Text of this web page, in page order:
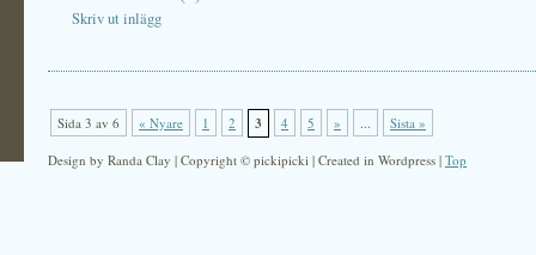
Skriv ut inlägg
Sida 3 av 6 « Nyare 1 2 3 4 5 » ... Sista »
Design by Randa Clay | Copyright © pickipicki | Created in Wordpress | Top